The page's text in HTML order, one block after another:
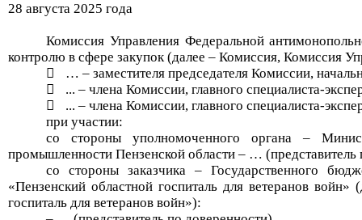
28 августа 2025 года
Комиссия Управления Федеральной
контролю в сфере закупок (далее – Комиссия, Комиссия

… –заместителяпредседателя Комиссии,

... – члена Комиссии, главного специалиста-

... – члена Комиссии, главного специалиста-
при участии:
со стороны уполномоченного органа –
промышленности Пензенской области – …
со сторонызаказчика –Государственного
«Пензенский областной госпиталь для ветеранов войн»
госпиталь для ветеранов войн»):